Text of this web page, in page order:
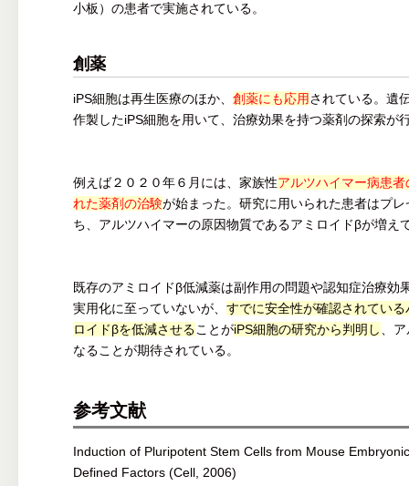
小板）の患者で実施されている。
創薬
iPS細胞は再生医療のほか、 創薬にも応用されている。遺
作製したiPS細胞を用いて、治療効果を持つ薬剤の探索が
例えば２０２０年６月には、家族性アルツハイマー病患
れた薬剤の治験が始まった。研究に用いられた患者はプ
ち、アルツハイマーの原因物質であるアミロイドβが増え
既存のアミロイドβ低減薬は副作用の問題や認知症治療効
実用化に至っていないが、 すでに安全性が確認されてい
ロイドβを低減させることがiPS細胞の研究から判明し、
なることが期待されている。
参考文献
Induction of Pluripotent Stem Cells from Mouse
Defined Factors (Cell, 2006)